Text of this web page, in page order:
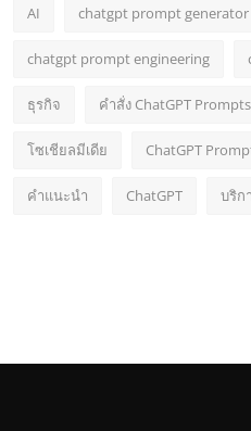
AI chatgpt prompt generator
chatgpt prompt engineering
ธุรกิจ คำสั่ง ChatGPT Prompts
โซเชียลมีเดีย ChatGPT
คำแนะนำ ChatGPT บริก